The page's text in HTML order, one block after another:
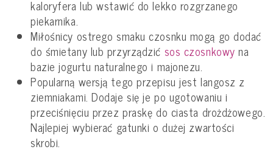
kaloryfera lub wstawić do lekko rozgrzanego
piekarnika.
Miłośnicy ostrego smaku czosnku mogą go dodać
do śmietany lub przyrządzić sos czosnkowy na
bazie jogurtu naturalnego i majonezu.
Popularną wersją tego przepisu jest langosz z
ziemniakami. Dodaje się je po ugotowaniu i
przeciśnięciu przez praskę do ciasta drożdżowego.
Najlepiej wybierać gatunki o dużej zwartości
skrobi.